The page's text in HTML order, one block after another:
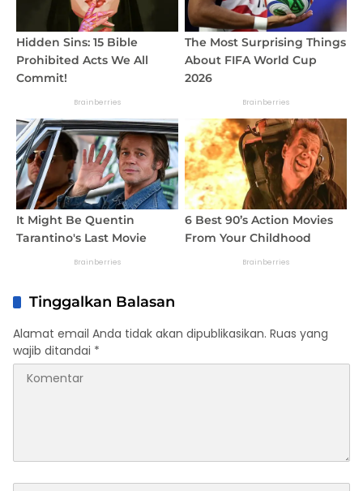
Tinggalkan Balasan
Alamat email Anda tidak akan dipublikasikan. Ruas yang
wajib ditandai *